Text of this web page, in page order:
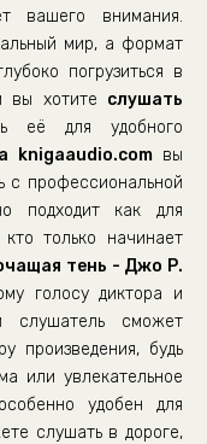
вашего внимания.
мир, а формат
погрузиться в
вы хотите слушать
её для удобного
knigaaudio.comвы
с профессиональной
подходит как для
только начинает
тень - Джо Р.
голосу диктора и
слушатель сможет
произведения, будь
или увлекательное
удобен для
слушать в дороге,